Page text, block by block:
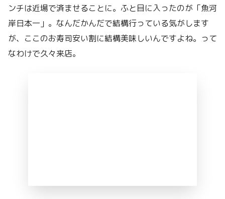
ンチは近場で済ませることに。ふと目に入ったのが「魚河
岸日本一」。なんだかんだで結構行っている気がします
が、ここのお寿司安い割に結構美味しいんですよね。って
なわけで久々来店。